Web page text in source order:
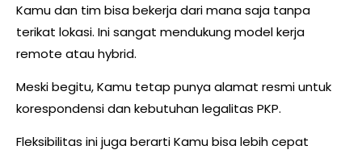
Kamu dan tim bisa bekerja dari mana saja tanpa
terikat lokasi. Ini sangat mendukung model kerja
remote atau hybrid.
Meski begitu, Kamu tetap punya alamat resmi untuk
korespondensi dan kebutuhan legalitas PKP.
Fleksibilitas ini juga berarti Kamu bisa lebih cepat